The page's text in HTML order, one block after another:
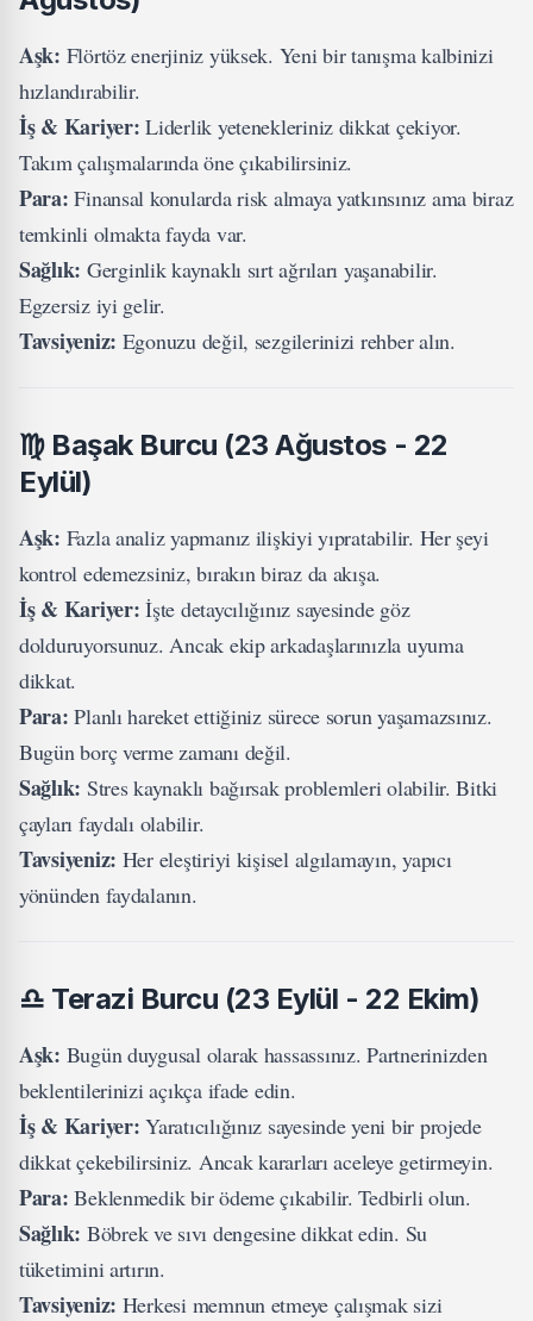
Aşk: Flörtöz enerjiniz yüksek. Yeni bir tanışma kalbinizi
hızlandırabilir.
İş & Kariyer: Liderlik yetenekleriniz dikkat çekiyor.
Takım çalışmalarında öne çıkabilirsiniz.
Para: Finansal konularda risk almaya yatkınsınız ama biraz
temkinli olmakta fayda var.
Sağlık: Gerginlik kaynaklı sırt ağrıları yaşanabilir.
Egzersiz iyi gelir.
Tavsiyeniz: Egonuzu değil, sezgilerinizi rehber alın.
♍ Başak Burcu (23 Ağustos - 22
Eylül)
Aşk: Fazla analiz yapmanız ilişkiyi yıpratabilir. Her şeyi
kontrol edemezsiniz, bırakın biraz da akışa.
İş & Kariyer: İşte detaycılığınız sayesinde göz
dolduruyorsunuz. Ancak ekip arkadaşlarınızla uyuma
dikkat.
Para: Planlı hareket ettiğiniz sürece sorun yaşamazsınız.
Bugün borç verme zamanı değil.
Sağlık: Stres kaynaklı bağırsak problemleri olabilir. Bitki
çayları faydalı olabilir.
Tavsiyeniz: Her eleştiriyi kişisel algılamayın, yapıcı
yönünden faydalanın.
♎ Terazi Burcu (23 Eylül - 22 Ekim)
Aşk: Bugün duygusal olarak hassassınız. Partnerinizden
beklentilerinizi açıkça ifade edin.
İş & Kariyer: Yaratıcılığınız sayesinde yeni bir projede
dikkat çekebilirsiniz. Ancak kararları aceleye getirmeyin.
Para: Beklenmedik bir ödeme çıkabilir. Tedbirli olun.
Sağlık: Böbrek ve sıvı dengesine dikkat edin. Su
tüketimini artırın.
Tavsiyeniz: Herkesi memnun etmeye çalışmak sizi